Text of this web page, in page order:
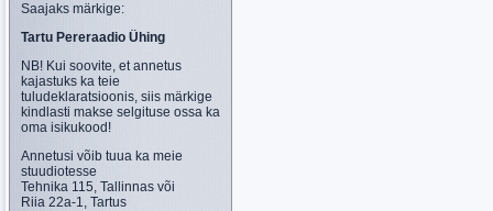
Saajaks märkige:
Tartu Pereraadio Ühing
NB! Kui soovite, et annetus
kajastuks ka teie
tuludeklaratsioonis, siis märkige
kindlasti makse selgituse ossa ka
oma isikukood!
Annetusi võib tuua ka meie
stuudiotesse
Tehnika 115, Tallinnas või
Riia 22a-1, Tartus